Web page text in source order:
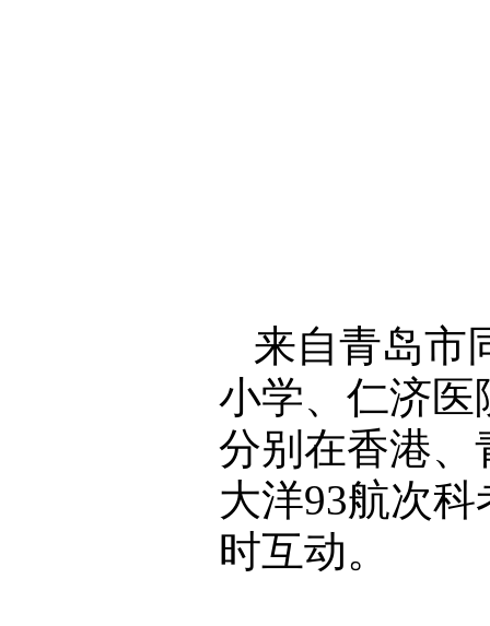
来自青岛市
小学、仁济医
分别在香港、
大洋93航次
时互动。